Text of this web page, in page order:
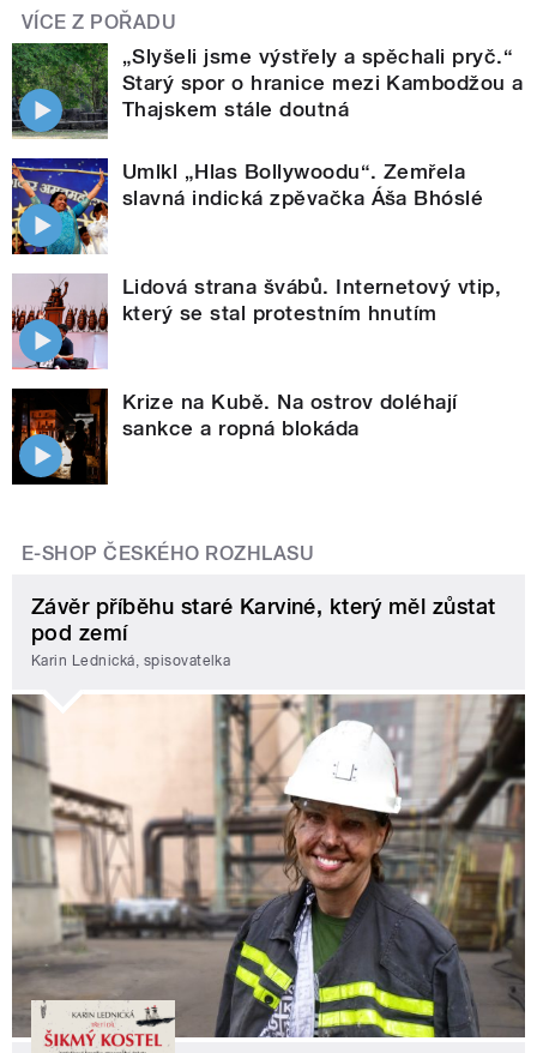
VÍCE Z POŘADU
„Slyšeli jsme výstřely a spěchali pryč.“
Starý spor o hranice mezi Kambodžou a
Thajskem stále doutná
Umlkl „Hlas Bollywoodu“. Zemřela
slavná indická zpěvačka Áša Bhóslé
Lidová strana švábů. Internetový vtip,
který se stal protestním hnutím
Krize na Kubě. Na ostrov doléhají
sankce a ropná blokáda
E-SHOP ČESKÉHO ROZHLASU
Závěr příběhu staré Karviné, který měl zůstat
pod zemí
Karin Lednická, spisovatelka